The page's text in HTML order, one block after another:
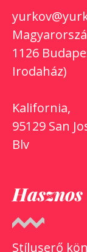
1126
Irodaház)
Kalifornia,
95129 San
Blv
Stíluserő